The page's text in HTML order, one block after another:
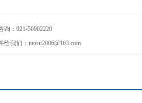
询：021-56902220
给我们：mosu2006@163.com